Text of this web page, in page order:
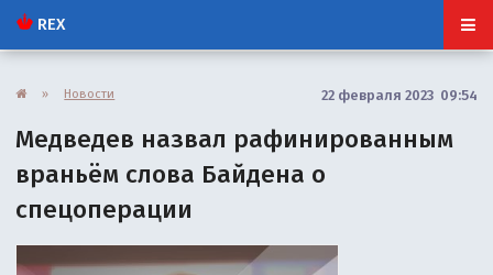
REX
» Новости 22 февраля 2023 09:54
Медведев назвал рафинированным
враньём слова Байдена о
спецоперации